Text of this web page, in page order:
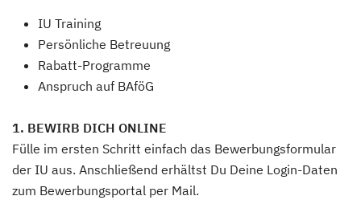
IU Training
Persönliche Betreuung
Rabatt-Programme
Anspruch auf BAföG
1. BEWIRB DICH ONLINE
Fülle im ersten Schritt einfach das Bewerbungsformular
der IU aus. Anschließend erhältst Du Deine Login-Daten
zum Bewerbungsportal per Mail.